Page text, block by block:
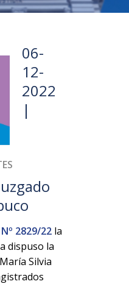
06-
12-
2022
|
2829/22 la
dispuso la
Silvia